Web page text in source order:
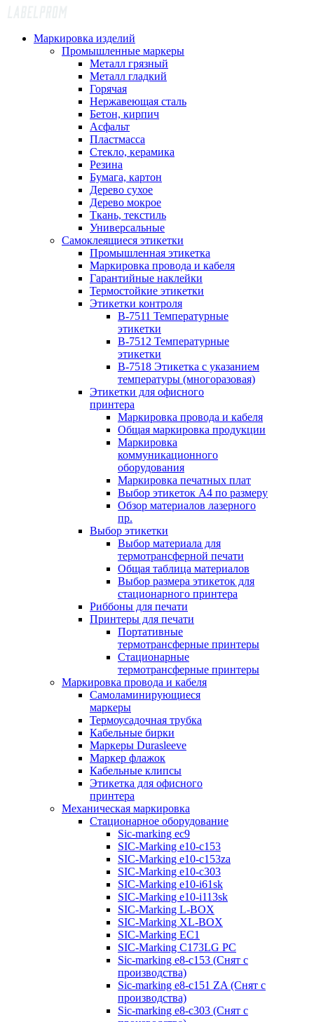
Маркировка изделий
Промышленные маркеры
Металл грязный
Металл гладкий
Горячая
Нержавеющая сталь
Бетон, кирпич
Асфальт
Пластмасса
Стекло, керамика
Резина
Бумага, картон
Дерево сухое
Дерево мокрое
Ткань, текстиль
Универсальные
Самоклеящиеся этикетки
Промышленная этикетка
Маркировка провода и кабеля
Гарантийные наклейки
Термостойкие этикетки
Этикетки контроля
B-7511 Температурные
этикетки
B-7512 Температурные
этикетки
B-7518 Этикетка с указанием
температуры (многоразовая)
Этикетки для офисного
принтера
Маркировка провода и кабеля
Общая маркировка продукции
Маркировка
коммуникационного
оборудования
Маркировка печатных плат
Выбор этикеток А4 по размеру
Обзор материалов лазерного
пр.
Выбор этикетки
Выбор материала для
термотрансферной печати
Общая таблица материалов
Выбор размера этикеток для
стационарного принтера
Риббоны для печати
Принтеры для печати
Портативные
термотрансферные принтеры
Стационарные
термотрансферные принтеры
Маркировка провода и кабеля
Самоламинирующиеся
маркеры
Термоусадочная трубка
Кабельные бирки
Маркеры Durasleeve
Маркер флажок
Кабельные клипсы
Этикетка для офисного
принтера
Механическая маркировка
Стационарное оборудование
Sic-marking ec9
SIC-Marking e10-c153
SIC-Marking e10-c153za
SIC-Marking e10-c303
SIC-Marking e10-i61sk
SIC-Marking e10-i113sk
SIC-Marking L-BOX
SIC-Marking XL-BOX
SIC-Marking EC1
SIC-Marking C173LG PC
Sic-marking e8-c153 (Снят с
производства)
Sic-marking e8-c151 ZA (Снят с
производства)
Sic-marking e8-c303 (Снят с